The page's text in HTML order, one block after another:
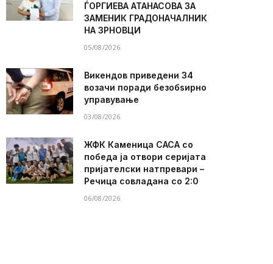
ЃОРГИЕВА АТАНАСОВА ЗА
ЗАМЕНИК ГРАДОНАЧАЛНИК
НА ЗРНОВЦИ
05/08/2026
Викендов приведени 34
возачи поради безобѕирно
управување
03/08/2026
ЖФК Каменица САСА со
победа ја отвори серијата
пријателски натпревари –
Речица совладана со 2:0
06/08/2026